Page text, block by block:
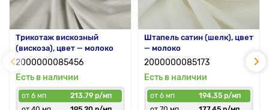
Трикотаж вискозный
(вискоза), цвет — молоко
2000000085456
Есть в наличии
от 6 мп
213.79 р/мп
Штапель сатин (шелк), цвет
— молоко
2000000085173
Есть в наличии
от 6 мп
194.35 р/мп